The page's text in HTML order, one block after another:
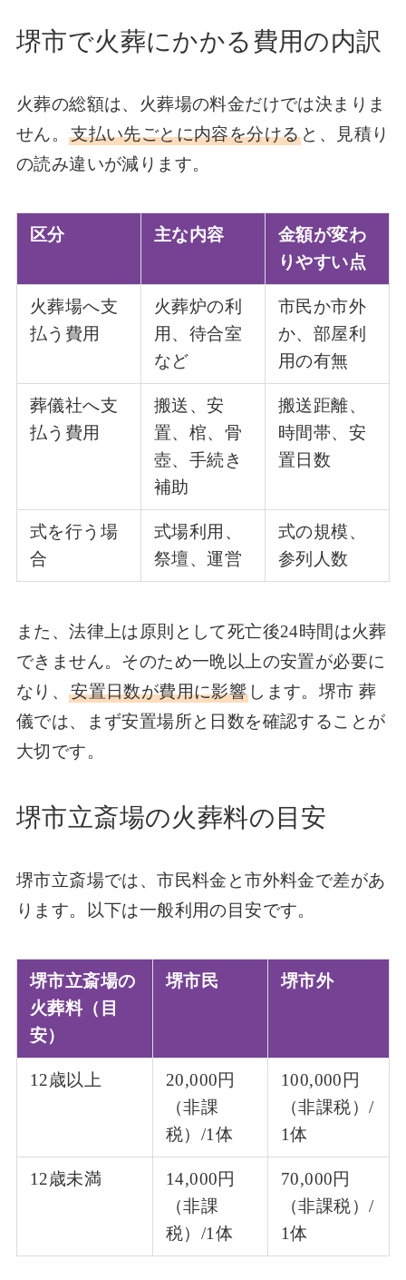
堺市で火葬にかかる費用の内訳
火葬の総額は、火葬場の料金だけでは決まりま
せん。支払い先ごとに内容を分ける と、見積り
の読み違いが減ります。
区分 主な内容
金額が変わ
りやすい点
火葬場へ支
払う費用
火葬炉の利
用、待合室
など
市民か市外
か、部屋利
用の有無
葬儀社へ支
払う費用
搬送、安
置、棺、骨
壺、手続き
補助
搬送距離、
時間帯、安
置日数
式を行う場
合
式場利用、
祭壇、運営
式の規模、
参列人数
また、法律上は原則として死亡後24時間は火葬
できません。そのため一晩以上の安置が必要に
なり、安置日数が費用に影響 します。堺市 葬
儀では、まず安置場所と日数を確認することが
大切です。
堺市立斎場の火葬料の目安
堺市立斎場では、市民料金と市外料金で差があ
ります。以下は一般利用の目安です。
堺市立斎場の
火葬料（目
安）
堺市民 堺市外
12歳以上
20,000円
（非課
税）/1体
100,000円
（非課税）/
1体
12歳未満
14,000円
（非課
税）/1体
70,000円
（非課税）/
1体